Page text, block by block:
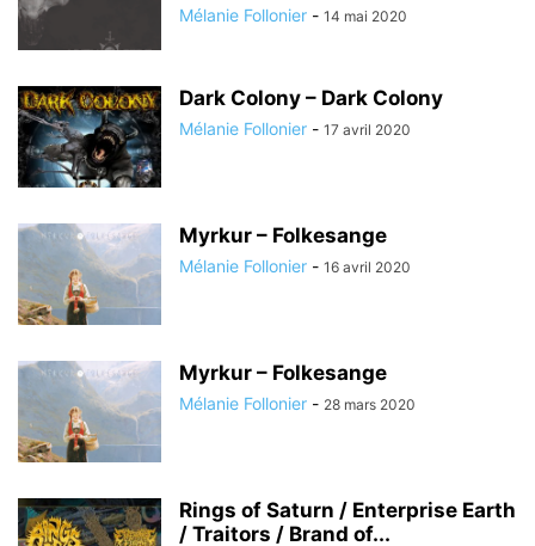
Mélanie Follonier - 14 mai 2020
Dark Colony – Dark Colony
Mélanie Follonier - 17 avril 2020
Myrkur – Folkesange
Mélanie Follonier - 16 avril 2020
Myrkur – Folkesange
Mélanie Follonier - 28 mars 2020
Rings of Saturn / Enterprise Earth
/ Traitors / Brand of...